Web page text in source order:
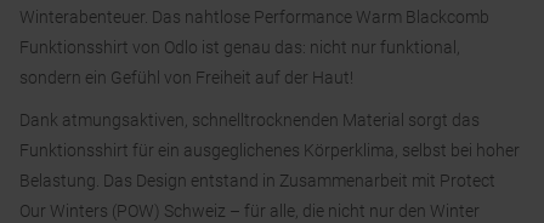
Winterabenteuer. Das nahtlose Performance Warm Blackcomb
Funktionsshirt von Odlo ist genau das: nicht nur funktional,
sondern ein Gefühl von Freiheit auf der Haut!
Dank atmungsaktiven, schnelltrocknenden Material sorgt das
Funktionsshirt für ein ausgeglichenes Körperklima, selbst bei hoher
Belastung. Das Design entstand in Zusammenarbeit mit Protect
Our Winters (POW) Schweiz – für alle, die nicht nur den Winter